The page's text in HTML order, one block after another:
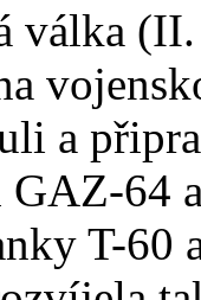
válka
a
GAZ-64
T-60